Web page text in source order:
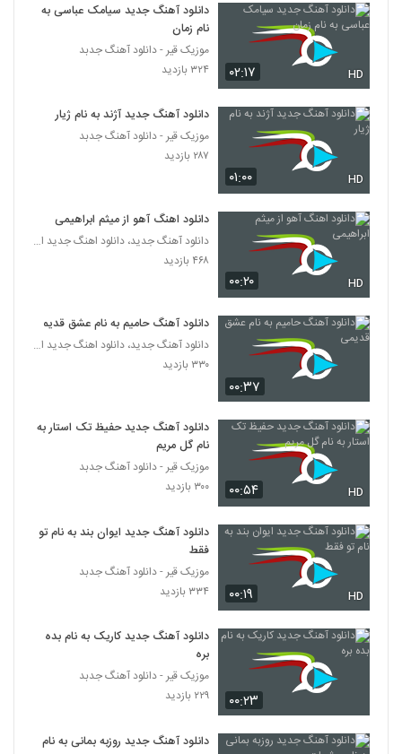
Mehdi Azar Bighararam
115
دانلود آهنگ محمد اصفهانی هوامو نداشتی
(Mohammad Esfahani Havamo
Nadashti)
دانلود آهنگ هزار خاطره از فرهاد جواهر کلام به
همراه متن ترانه
دانلود آهنگ مجتبی شاه علی آغوشتو وا کن
(Mojtaba Shah Ali Aghoosheto Va
Kon)
۱,۱۳۲ بازدید
118
موزیک زیبای اصلا حواست هست از سان بند
Mohammad Lotfi Narefigh
۴,۲۴۴ بازدید
دانلود آهنگ جدید و زیبای علیرضا آذر با نام
۱,۱۳۹ بازدید
دانلود آهنگ جدید و زیبای آرمین نصرتی با نام
سر کاری
122
دانلود آهنگ آقای داماد از آرمین نصرتی به
۴,۹۲۱ بازدید
آهنگ گلپری جون از آرمین نصرتی(پاپ)
۹,۰۶۸ بازدید
دانلود آهنگ مرتضی غلامی عاشقم باش
۰۲:۱۷ HD
دانلود آهنگ جدید سیامک عباسی به
نام زمان
موزیک قیر - دانلود آهنگ جدبد
۳۲۴ بازدید
۰۱:۰۰ HD
دانلود آهنگ جدید آژند به نام ژیار
موزیک قیر - دانلود آهنگ جدبد
۲۸۷ بازدید
۰۰:۲۰ HD
دانلود اهنگ آهو از میثم ابراهیمی
دانلود آهنگ جدید، دانلود اهنگ جدید ایرانی
۴۶۸ بازدید
۰۰:۳۷
دانلود آهنگ حامیم به نام عشق قدیمی
دانلود آهنگ جدید، دانلود اهنگ جدید ایرانی
۳۳۰ بازدید
۰۰:۵۴ HD
دانلود آهنگ جدید حفیظ تک استار به
نام گل مریم
موزیک قیر - دانلود آهنگ جدبد
۳۰۰ بازدید
۰۰:۱۹ HD
دانلود آهنگ جدید ایوان بند به نام تو
فقط
موزیک قیر - دانلود آهنگ جدبد
۳۳۴ بازدید
۰۰:۲۳
دانلود آهنگ جدید کاریک به نام بده
بره
موزیک قیر - دانلود آهنگ جدبد
۲۲۹ بازدید
دانلود آهنگ جدید روزبه بمانی به نام